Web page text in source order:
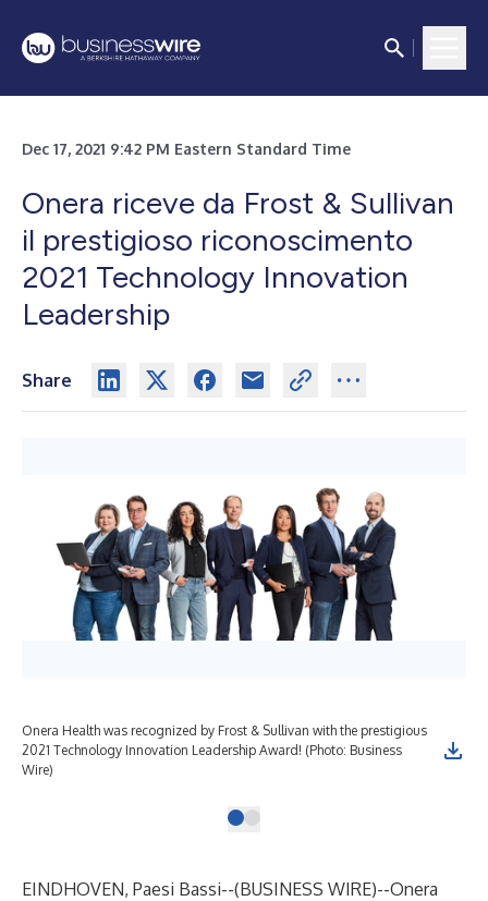
Dec 17, 2021 9:42 PM Eastern Standard Time
Onera riceve da Frost & Sullivan
il prestigioso riconoscimento
2021 Technology Innovation
Leadership
Share
Onera Health was recognized by Frost & Sullivan with the prestigious
2021 Technology Innovation Leadership Award! (Photo: Business
Wire)
EINDHOVEN, Paesi Bassi--(BUSINESS WIRE)--Onera